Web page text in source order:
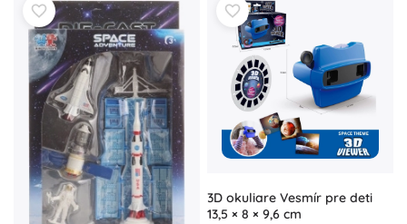
3D okuliare Vesmír pre deti
13,5 × 8 × 9,6 cm